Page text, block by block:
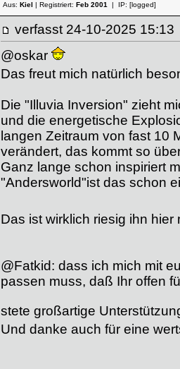
Aus: Kiel | Registriert: Feb 2001| IP: [logged]
verfasst 24-10-2025
@oskar
Das freut mich natürlich
Die "Illuvia Inversion" zieht
und die energetische
langen Zeitraum von fast 10
verändert, das kommt so
Ganz lange schon inspiriert
"Andersworld"ist das schon
Das ist wirklich riesig ihn
@Fatkid: dass ich mich mit
passen muss, daß Ihr offen
stete großartige
Und danke auch für eine